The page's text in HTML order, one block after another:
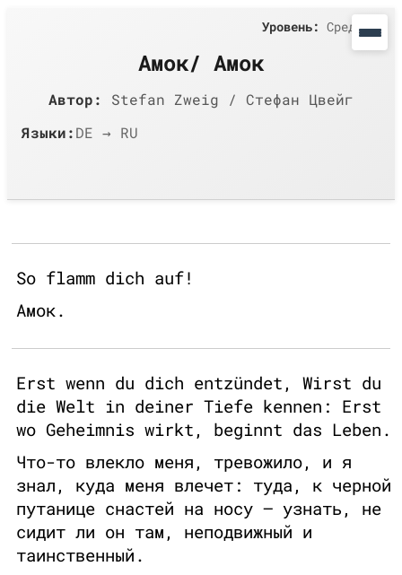
Амок/ Амок
Автор:
Stefan Zweig / Стефан Цвейг
Языки:DE → RU
Уровень: Средний
So flamm dich auf!
Амок.
Erst wenn du dich entzündet, Wirst du
die Welt in deiner Tiefe kennen: Erst
wo Geheimnis wirkt, beginnt das Leben.
Что-то влекло меня, тревожило, и я
знал, куда меня влечет: туда, к черной
путанице снастей на носу — узнать, не
сидит ли он там, неподвижный и
таинственный.